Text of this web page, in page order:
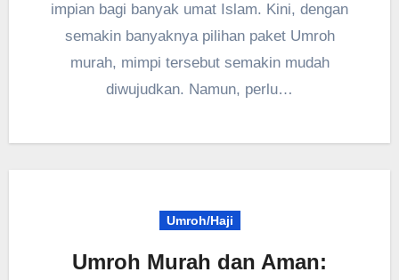
impian bagi banyak umat Islam. Kini, dengan
semakin banyaknya pilihan paket Umroh
murah, mimpi tersebut semakin mudah
diwujudkan. Namun, perlu…
Umroh/Haji
Umroh Murah dan Aman: